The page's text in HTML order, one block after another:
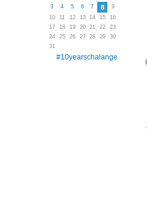
3
4 5 6 7 8
9
10
11 12 13 14 15
16
17
18 19 20 21 22
23
24
25 26 27 28 29
30
31
#10yearschalange